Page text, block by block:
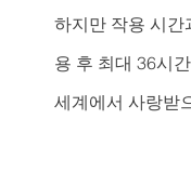
하지만 작용 시간
용 후 최대 36시
세계에서 사랑받